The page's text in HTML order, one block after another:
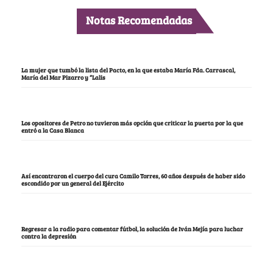
Notas Recomendadas
La mujer que tumbó la lista del Pacto, en la que estaba María Fda. Carrascal,
María del Mar Pizarro y “Lalis
Los opositores de Petro no tuvieron más opción que criticar la puerta por la que
entró a la Casa Blanca
Así encontraron el cuerpo del cura Camilo Torres, 60 años después de haber sido
escondido por un general del Ejército
Regresar a la radio para comentar fútbol, la solución de Iván Mejía para luchar
contra la depresión